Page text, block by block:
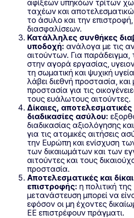
αφίξεων υπηκόων τρίτων
ταχέων και
το άσυλο και την
διασφαλίσεων.
Κατάλληλες συνθήκες
υποδοχή: ανάλογα με τις
αιτούντων. Για
στην αγορά εργασίας,
τη σωματική και ψυχική
λάβει διεθνή προστασία,
προστασία για τις
τους ευάλωτους αιτούντες.
Δίκαιες,
διαδικασίες ασύλου:
διαδικασίας αξιολόγησης
για τις ατομικές αιτήσεις
την Ευρώπη και ενίσχυση
των δικαιωμάτων και των
αιτούντες και τους
προστασία.
Αποτελεσματικές και
επιστροφής: η πολιτική
μετανάστευση μπορεί να
εφόσον οι μη έχοντες
ΕΕ επιστρέφουν πράγματι.